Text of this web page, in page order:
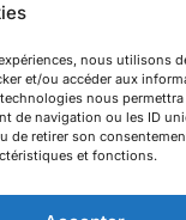
nous utilisons
et/ou accéder aux
nous
de navigation ou les ID
de retirer son
et fonctions.